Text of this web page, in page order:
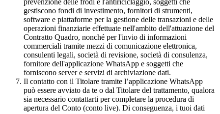
prevenzione delle frodi e l'antiriciclaggio, soggetti che
gestiscono fondi di investimento, fornitori di strumenti,
software e piattaforme per la gestione delle transazioni e delle
operazioni finanziarie effettuate nell'ambito dell'attuazione del
Contratto Quadro, nonché per l'invio di informazioni
commerciali tramite mezzi di comunicazione elettronica,
consulenti legali, società di revisione, società di consulenza,
fornitore dell'applicazione WhatsApp e soggetti che
forniscono server e servizi di archiviazione dati.
Il contatto con il Titolare tramite l’applicazione WhatsApp
può essere avviato da te o dal Titolare del trattamento, qualora
sia necessario contattarti per completare la procedura di
apertura del Conto (conto live). Di conseguenza, i tuoi dati